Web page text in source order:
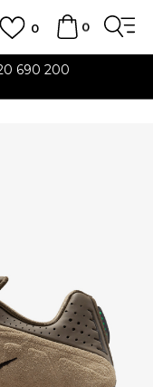
0
0
690 200